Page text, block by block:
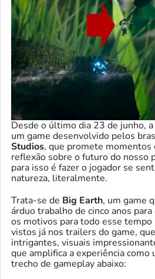
Desde o último dia 23 de junho, a
um game desenvolvido pelos
Studios, que promete
reflexão sobre o futuro do nosso
para isso é fazer o jogador se
natureza, literalmente.
Trata-se de Big Earth, um game
árduo trabalho de cinco anos
os motivos para todo esse
vistos já nos trailers do game,
intrigantes, visuais
que amplifica a experiência como
trecho de gameplay abaixo: